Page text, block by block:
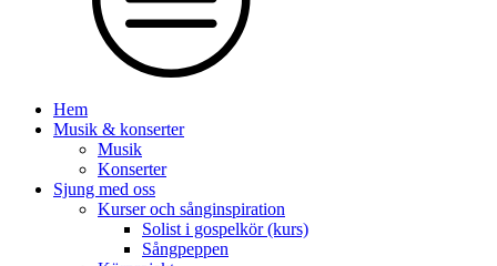
Hem
Musik & konserter
Musik
Konserter
Sjung med oss
Kurser och sånginspiration
Solist i gospelkör (kurs)
Sångpeppen